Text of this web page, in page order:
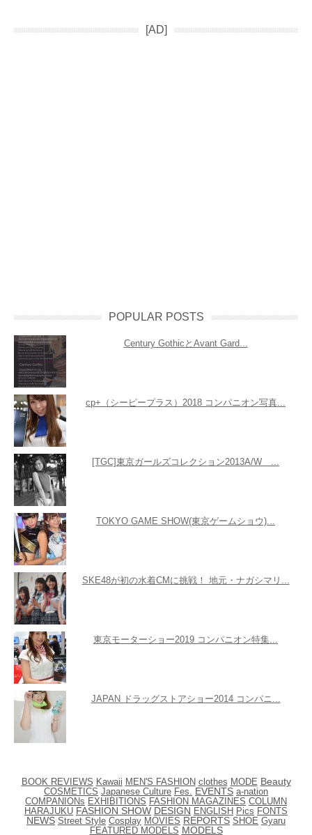
[AD]
POPULAR POSTS
Century GothicとAvant Gard...
cp+（シーピープラス）2018 コンパニオン写真...
[TGC]東京ガールズコレクション2013A/W ...
TOKYO GAME SHOW(東京ゲームショウ)...
SKE48が初の水着CMに挑戦！ 地元・ナガシマリ...
東京モーターショー2019 コンパニオン特集...
JAPAN ドラッグストアショー2014 コンパニ...
BOOK REVIEWS Kawaii MEN'S FASHION clothes MODE Beauty
COSMETICS Japanese Culture Fes. EVENTS a-nation
COMPANIONs EXHIBITIONS FASHION MAGAZINES COLUMN
HARAJUKU FASHION SHOW DESIGN ENGLISH Pics FONTS
NEWS Street Style Cosplay MOVIES REPORTS SHOE Gyaru
FEATURED MODELS MODELS